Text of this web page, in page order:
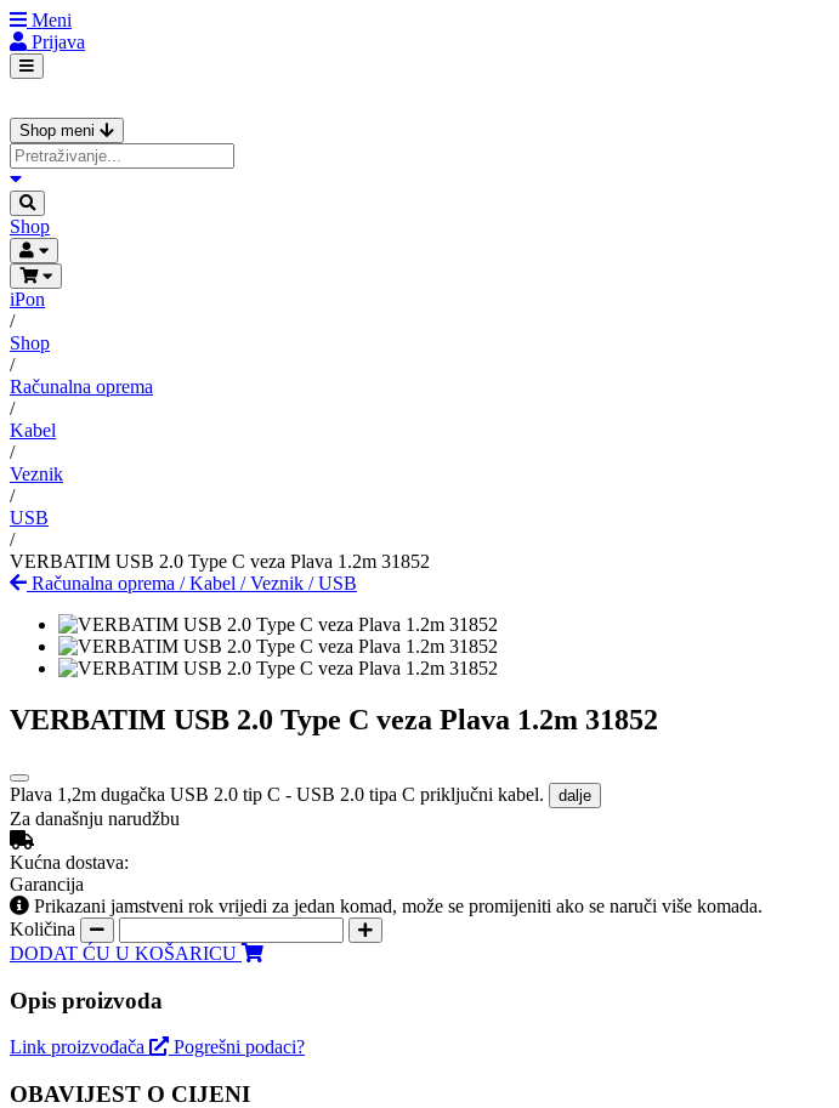
Meni
Prijava
Shop meni
Shop
iPon
/
Shop
/
Računalna oprema
/
Kabel
/
Veznik
/
USB
/
VERBATIM USB 2.0 Type C veza Plava 1.2m 31852
Računalna oprema /Kabel /Veznik /USB
VERBATIM USB 2.0 Type C veza Plava 1.2m 31852
Plava 1,2m dugačka USB 2.0 tip C - USB 2.0 tipa C priključni kabel. dalje
Za današnju narudžbu
Kućna dostava:
Garancija
Prikazani jamstveni rok vrijedi za jedan komad, može se promijeniti ako se naruči više komada.
Količina
DODAT ĆU U KOŠARICU
Opis proizvoda
Link proizvođača Pogrešni podaci?
OBAVIJEST O CIJENI